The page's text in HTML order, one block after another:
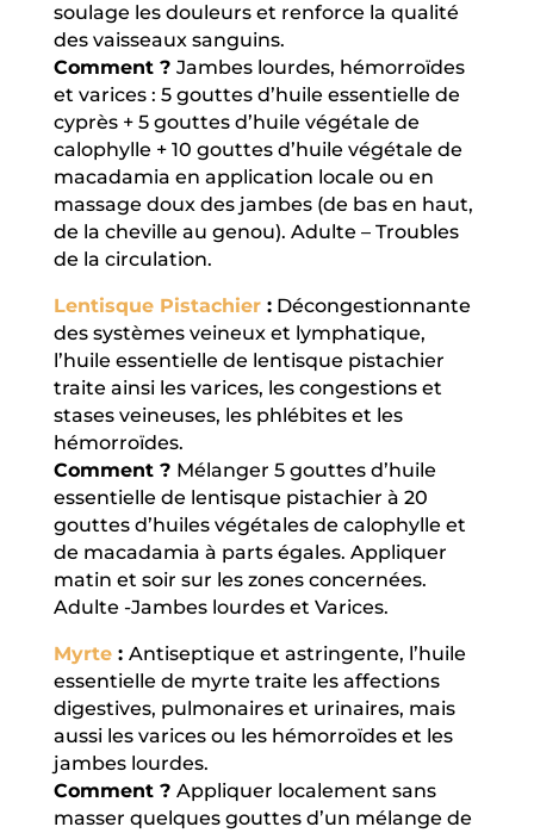
soulage les douleurs et renforce la qualité
des vaisseaux sanguins.
Comment ? Jambes lourdes, hémorroïdes
et varices : 5 gouttes d’huile essentielle de
cyprès + 5 gouttes d’huile végétale de
calophylle + 10 gouttes d’huile végétale de
macadamia en application locale ou en
massage doux des jambes (de bas en haut,
de la cheville au genou). Adulte – Troubles
de la circulation.
Lentisque Pistachier:Décongestionnante
des systèmes veineux et lymphatique,
l’huile essentielle de lentisque pistachier
traite ainsi les varices, les congestions et
stases veineuses, les phlébites et les
hémorroïdes.
Comment ? Mélanger 5 gouttes d’huile
essentielle de lentisque pistachier à 20
gouttes d’huiles végétales de calophylle et
de macadamia à parts égales. Appliquer
matin et soir sur les zones concernées.
Adulte -Jambes lourdes et Varices.
Myrte: Antiseptique et astringente, l’huile
essentielle de myrte traite les affections
digestives, pulmonaires et urinaires, mais
aussi les varices ou les hémorroïdes et les
jambes lourdes.
Comment ? Appliquer localement sans
masser quelques gouttes d’un mélange de